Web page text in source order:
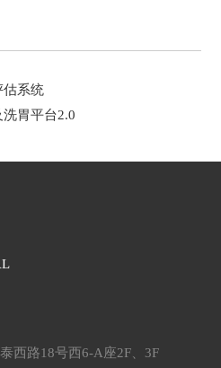
估系统
胃平台2.0
西路18号西6-A座2F、3F